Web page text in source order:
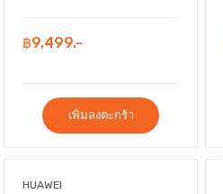
฿9,499.-
เพิ่มลงตะกร้า
HUAWEI